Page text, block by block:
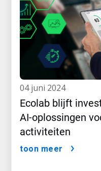
04 juni 2024
Ecolab blijft
AI-oplossingen
activiteiten
toon meer